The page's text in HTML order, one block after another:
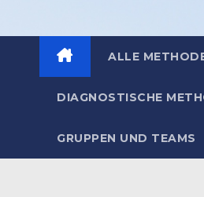
ALLE
DIAGNOSTISCHE
GRUPPEN UND TEAMS